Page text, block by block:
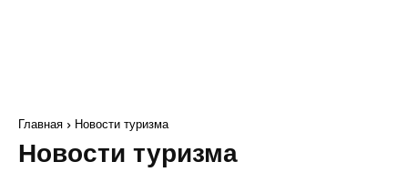
Главная Новости туризма
Новости туризма